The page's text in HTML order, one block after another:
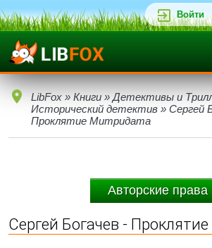
Войти
LibFox » Книги » Детективы и
Исторический детектив » Сергей
Проклятие Митридата
Авторские права
Сергей Богачев -